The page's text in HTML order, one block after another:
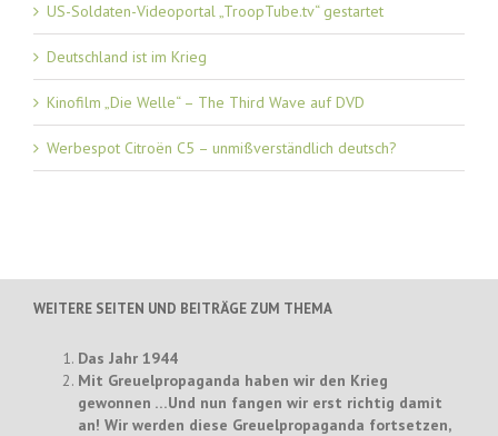
US-Soldaten-Videoportal „TroopTube.tv“ gestartet
Deutschland ist im Krieg
Kinofilm „Die Welle“ – The Third Wave auf DVD
Werbespot Citroën C5 – unmißverständlich deutsch?
WEITERE SEITEN UND BEITRÄGE ZUM THEMA
Das Jahr 1944
Mit Greuelpropaganda haben wir den Krieg
gewonnen …Und nun fangen wir erst richtig damit
an! Wir werden diese Greuelpropaganda fortsetzen,